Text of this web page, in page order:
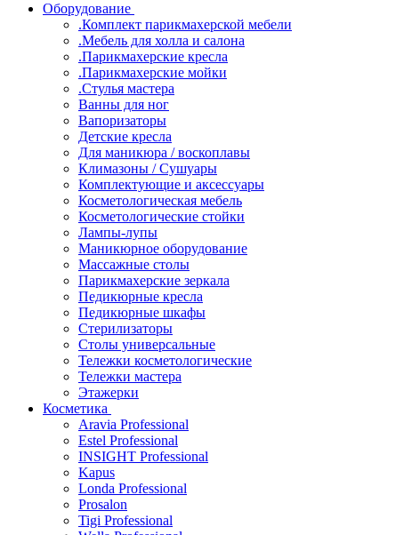
Оборудование
.Комплект парикмахерской мебели
.Мебель для холла и салона
.Парикмахерские кресла
.Парикмахерские мойки
.Стулья мастера
Ванны для ног
Вапоризаторы
Детские кресла
Для маникюра / воскоплавы
Климазоны / Сушуары
Комплектующие и аксессуары
Косметологическая мебель
Косметологические стойки
Лампы-лупы
Маникюрное оборудование
Массажные столы
Парикмахерские зеркала
Педикюрные кресла
Педикюрные шкафы
Стерилизаторы
Столы универсальные
Тележки косметологические
Тележки мастера
Этажерки
Косметика
Aravia Professional
Estel Professional
INSIGHT Professional
Kapus
Londa Professional
Prosalon
Tigi Professional